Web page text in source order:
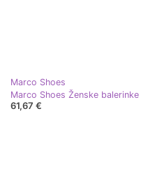
Marco Shoes
61,67 €